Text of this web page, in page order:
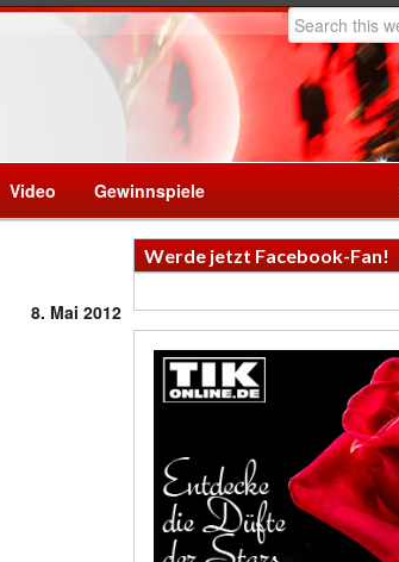
Video Gewinnspiele
8. Mai 2012
Werde jetzt Facebook-Fan!